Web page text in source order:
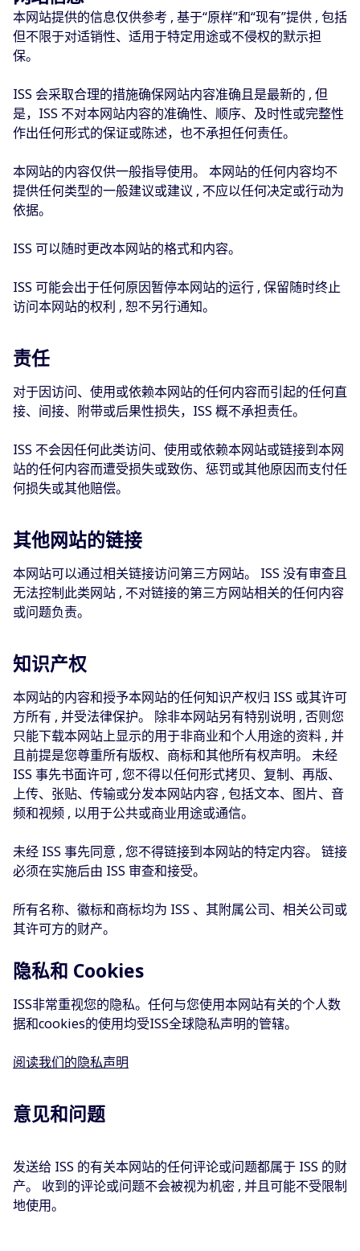
本网站提供的信息仅供参考 , 基于“原样”和“现有”提供 , 包括
但不限于对适销性、适用于特定用途或不侵权的默示担
保。
ISS 会采取合理的措施确保网站内容准确且是最新的 , 但
是，ISS 不对本网站内容的准确性、顺序、及时性或完整性
作出任何形式的保证或陈述，也不承担任何责任。
本网站的内容仅供一般指导使用。 本网站的任何内容均不
提供任何类型的一般建议或建议 , 不应以任何决定或行动为
依据。
ISS 可以随时更改本网站的格式和内容。
ISS 可能会出于任何原因暂停本网站的运行 , 保留随时终止
访问本网站的权利 , 恕不另行通知。
责任
对于因访问、使用或依赖本网站的任何内容而引起的任何直
接、间接、附带或后果性损失，ISS 概不承担责任。
ISS 不会因任何此类访问、使用或依赖本网站或链接到本网
站的任何内容而遭受损失或致伤、惩罚或其他原因而支付任
何损失或其他赔偿。
其他网站的链接
本网站可以通过相关链接访问第三方网站。 ISS 没有审查且
无法控制此类网站 , 不对链接的第三方网站相关的任何内容
或问题负责。
知识产权
本网站的内容和授予本网站的任何知识产权归 ISS 或其许可
方所有 , 并受法律保护。 除非本网站另有特别说明 , 否则您
只能下载本网站上显示的用于非商业和个人用途的资料 , 并
且前提是您尊重所有版权、商标和其他所有权声明。 未经
ISS 事先书面许可 , 您不得以任何形式拷贝、复制、再版、
上传、张贴、传输或分发本网站内容 , 包括文本、图片、音
频和视频 , 以用于公共或商业用途或通信。
未经 ISS 事先同意 , 您不得链接到本网站的特定内容。 链接
必须在实施后由 ISS 审查和接受。
所有名称、徽标和商标均为 ISS 、其附属公司、相关公司或
其许可方的财产。
隐私和 Cookies
ISS非常重视您的隐私。任何与您使用本网站有关的个人数
据和cookies的使用均受ISS全球隐私声明的管辖。
阅读我们的隐私声明
意见和问题
发送给 ISS 的有关本网站的任何评论或问题都属于 ISS 的财
产。 收到的评论或问题不会被视为机密 , 并且可能不受限制
地使用。